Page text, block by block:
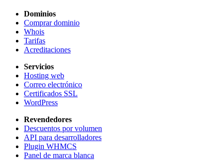
Dominios
Comprar dominio
Whois
Tarifas
Acreditaciones
Servicios
Hosting web
Correo electrónico
Certificados SSL
WordPress
Revendedores
Descuentos por volumen
API para desarrolladores
Plugin WHMCS
Panel de marca blanca